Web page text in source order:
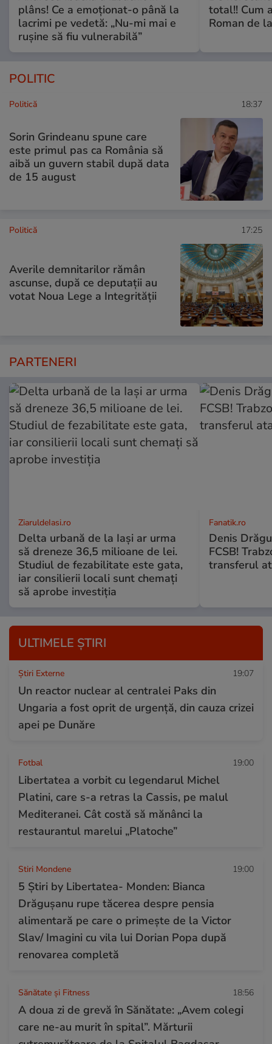
plâns! Ce a emoționat-o până la
lacrimi pe vedetă: „Nu-mi mai e
rușine să fiu vulnerabilă”
total!! Cum
Roman de
POLITIC
Politică 18:37
Sorin Grindeanu spune care
este primul pas ca România să
aibă un guvern stabil după data
de 15 august
Politică 17:25
Averile demnitarilor rămân
ascunse, după ce deputații au
votat Noua Lege a Integrității
PARTENERI
ZiaruldeIasi.ro
Delta urbană de la Iași ar urma
să dreneze 36,5 milioane de lei.
Studiul de fezabilitate este gata,
iar consilierii locali sunt chemați
să aprobe investiția
Fanatik.ro
Denis
FCSB!
transferul
ULTIMELE ȘTIRI
Știri Externe 19:07
Un reactor nuclear al centralei Paks din
Ungaria a fost oprit de urgență, din cauza crizei
apei pe Dunăre
Fotbal 19:00
Libertatea a vorbit cu legendarul Michel
Platini, care s-a retras la Cassis, pe malul
Mediteranei. Cât costă să mănânci la
restaurantul marelui „Platoche”
Stiri Mondene 19:00
5 Știri by Libertatea- Monden: Bianca
Drăgușanu rupe tăcerea despre pensia
alimentară pe care o primește de la Victor
Slav/ Imagini cu vila lui Dorian Popa după
renovarea completă
Sănătate și Fitness 18:56
A doua zi de grevă în Sănătate: „Avem colegi
care ne-au murit în spital”. Mărturii